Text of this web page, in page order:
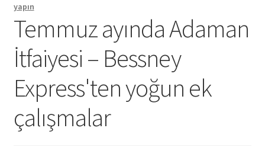
yapın
Temmuz ayında Adaman
İtfaiyesi – Bessney
Express'ten yoğun ek
çalışmalar